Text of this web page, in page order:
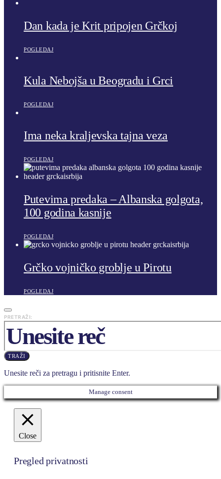
Dan kada je Krit pripojen Grčkoj
POGLEDAJ
Kula Nebojša u Beogradu i Grci
POGLEDAJ
Ima neka kraljevska tajna veza
POGLEDAJ
Putevima predaka – Albanska golgota,
100 godina kasnije
POGLEDAJ
Grčko vojničko groblje u Pirotu
POGLEDAJ
PRETRAŽI:
TRAŽI
Unesite reči za pretragu i pritisnite Enter.
Manage consent
Close
Pregled privatnosti